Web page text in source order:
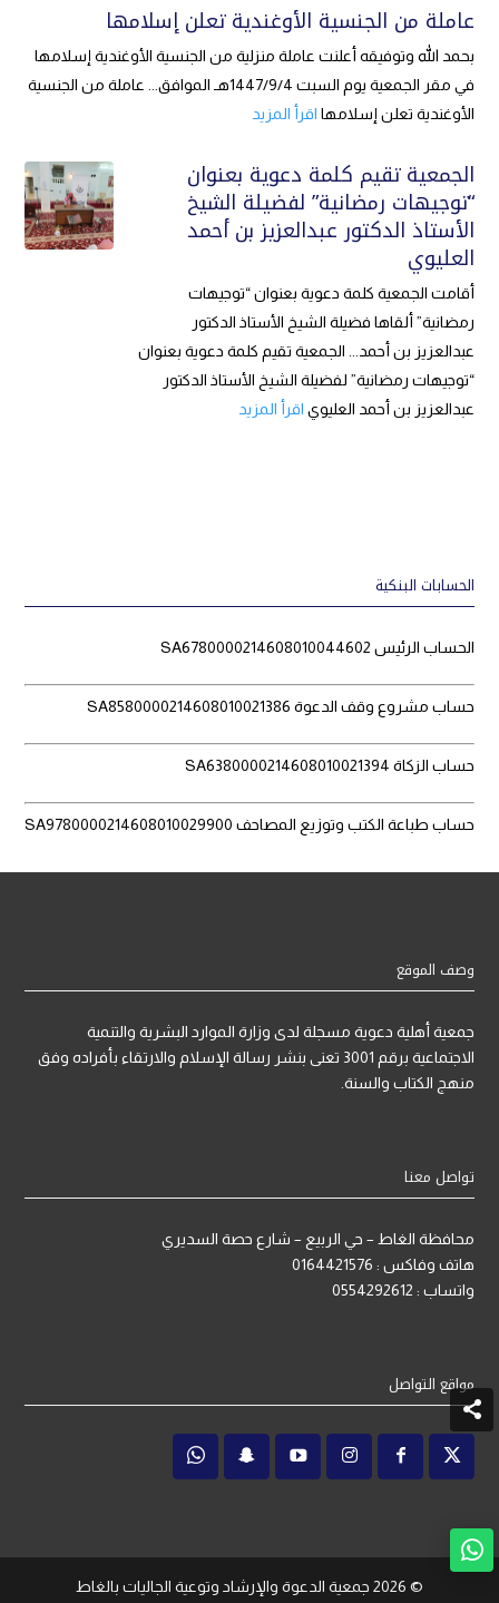
عاملة من الجنسية الأوغندية تعلن إسلامها
بحمد الله وتوفيقه أعلنت عاملة منزلية من الجنسية الأوغندية إسلامها
في مقر الجمعية يوم السبت 1447/9/4هـ الموافق... عاملة من الجنسية
الأوغندية تعلن إسلامها اقرأ المزيد
الجمعية تقيم كلمة دعوية بعنوان
“توجيهات رمضانية” لفضيلة الشيخ
الأستاذ الدكتور عبدالعزيز بن أحمد
العليوي
أقامت الجمعية كلمة دعوية بعنوان “توجيهات
رمضانية” ألقاها فضيلة الشيخ الأستاذ الدكتور
عبدالعزيز بن أحمد... الجمعية تقيم كلمة دعوية بعنوان
“توجيهات رمضانية” لفضيلة الشيخ الأستاذ الدكتور
عبدالعزيز بن أحمد العليوي اقرأ المزيد
الحسابات البنكية
الحساب الرئيس SA6780000214608010044602
حساب مشروع وقف الدعوة SA8580000214608010021386
حساب الزكاة SA6380000214608010021394
حساب طباعة الكتب وتوزيع المصاحف SA9780000214608010029900
وصف الموقع
جمعية أهلية دعوية مسجلة لدى وزارة الموارد البشرية والتنمية
الاجتماعية برقم 3001 تعنى بنشر رسالة الإسلام والارتقاء بأفراده وفق
منهج الكتاب والسنة.
تواصل معنا
محافظة الغاط – حي الربيع – شارع حصة السديري
هاتف وفاكس : 0164421576
واتساب : 0554292612
مواقع التواصل
© 2026 جمعية الدعوة والإرشاد وتوعية الجاليات بالغاط